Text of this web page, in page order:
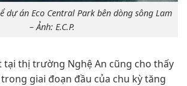
dự án Eco Central Park bên dòng sông Lam
– Ảnh: E.C.P.
tại thị trường Nghệ An cũng cho thấy
giai đoạn đầu của chu kỳ tăng